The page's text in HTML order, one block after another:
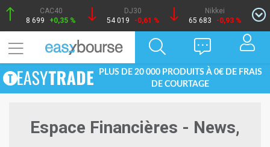
CAC40
8 699
+0,35 %
DJ30
54 019
-0,61 %
Nikkei
65 683
-0,93 %
PLUS DE 20 000 PRODUITS À 0€ DE FRAIS
DE COURTAGE
Espace Financières - News,